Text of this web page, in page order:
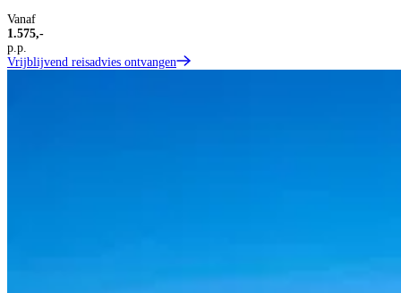
Vanaf
1.575,-
p.p.
Vrijblijvend reisadvies ontvangen